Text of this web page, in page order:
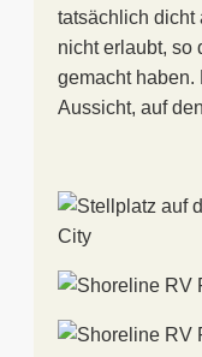
tatsächlich dicht
nicht erlaubt, so
gemacht haben.
Aussicht, auf